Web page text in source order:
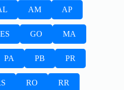
AM AP
ES GO MA
PA PB PR
RO RR